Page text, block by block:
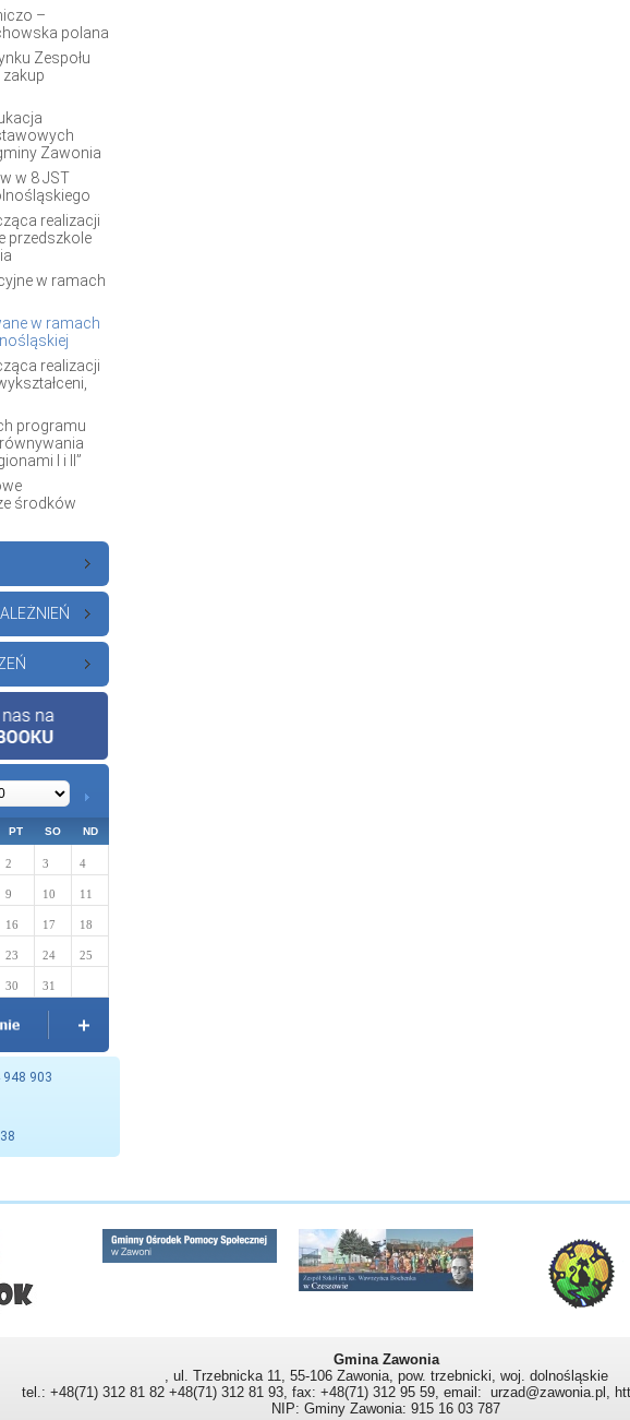
–
polana
Zespołu
zakup
Zawonia
w 8 JST
realizacji
przedszkole
w ramach
w ramach
realizacji
programu
I i II”
środków
PT SO ND
2 3 4
9 10 11
16 17 18
23 24 25
30 31
948 903
Gmina Zawonia
, ul. Trzebnicka 11, 55-106 Zawonia, pow. trzebnicki, woj. dolnośląskie
tel.: +48(71) 312 81 82 +48(71) 312 81 93, fax: +48(71) 312 95 59, email: urzad@zawonia.pl,
NIP: Gminy Zawonia: 915 16 03 787